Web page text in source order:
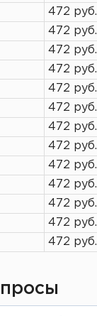
472 руб.
472 руб.
472 руб.
472 руб.
472 руб.
472 руб.
472 руб.
472 руб.
472 руб.
472 руб.
472 руб.
472 руб.
472 руб.